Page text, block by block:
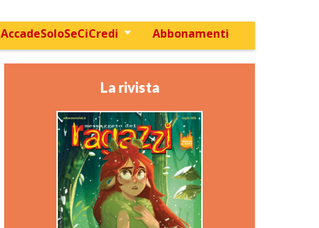
AccadeSoloSeCiCredi Abbonamenti
La rivista